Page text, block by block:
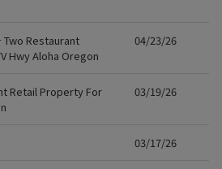
Two Restaurant
Hwy Aloha Oregon
04/23/26
Retail Property For
03/19/26
03/17/26